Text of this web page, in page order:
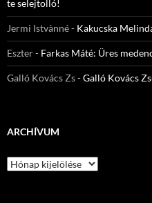
te selejtolló!
Jermi Istvànné- Kakucska
Eszter- Farkas Máté: Üres
Galló Kovács Zs-Galló Kovács
ARCHÍVUM
Archívum